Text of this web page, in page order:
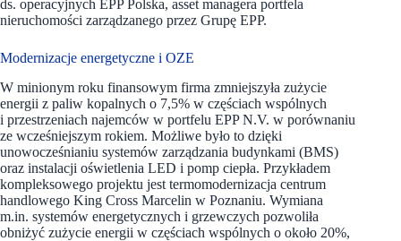
ds. operacyjnych EPP Polska, asset managera portfela
nieruchomości zarządzanego przez Grupę EPP.
Modernizacje energetyczne i OZE
W minionym roku finansowym firma zmniejszyła zużycie
energii z paliw kopalnych o 7,5% w częściach wspólnych
i przestrzeniach najemców w portfelu EPP N.V. w porównaniu
ze wcześniejszym rokiem. Możliwe było to dzięki
unowocześnianiu systemów zarządzania budynkami (BMS)
oraz instalacji oświetlenia LED i pomp ciepła. Przykładem
kompleksowego projektu jest termomodernizacja centrum
handlowego King Cross Marcelin w Poznaniu. Wymiana
m.in. systemów energetycznych i grzewczych pozwoliła
obniżyć zużycie energii w częściach wspólnych o około 20%,